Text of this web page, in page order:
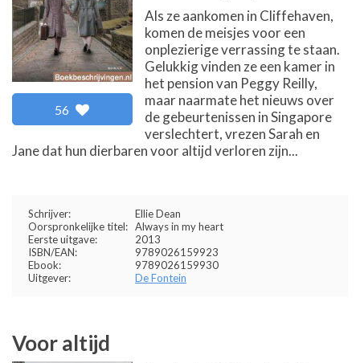
56
Als ze aankomen in Cliffehaven,
komen de meisjes voor een
onplezierige verrassing te staan.
Gelukkig vinden ze een kamer in
het pension van Peggy Reilly,
maar naarmate het nieuws over
de gebeurtenissen in Singapore
verslechtert, vrezen Sarah en
Jane dat hun dierbaren voor altijd verloren zijn...
Schrijver:
Ellie Dean
Oorspronkelijke titel: Always in my heart
Eerste uitgave:
2013
ISBN/EAN:
9789026159923
Ebook:
9789026159930
Uitgever:
De Fontein
Voor altijd